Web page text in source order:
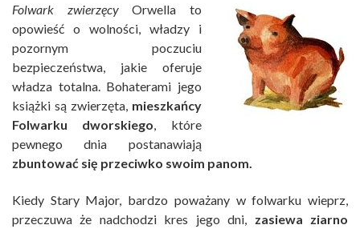
Folwark zwierzęcy Orwella to
opowieść o wolności, władzy i
pozornym poczuciu
bezpieczeństwa, jakie oferuje
władza totalna. Bohaterami jego
książki są zwierzęta, mieszkańcy
Folwarku dworskiego , które
pewnego dnia postanawiają
zbuntować się przeciwko swoim panom.
Kiedy Stary Major, bardzo poważany w folwarku wieprz,
przeczuwa że nadchodzi kres jego dni, zasiewa ziarno